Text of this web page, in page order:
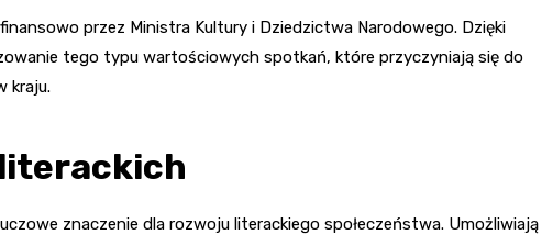
przez Ministra Kultury i Dziedzictwa Narodowego. Dzięki
tego typu wartościowych spotkań, które przyczyniają się do
kraju.
znaczenie dla rozwoju literackiego społeczeństwa. Umożliwiają